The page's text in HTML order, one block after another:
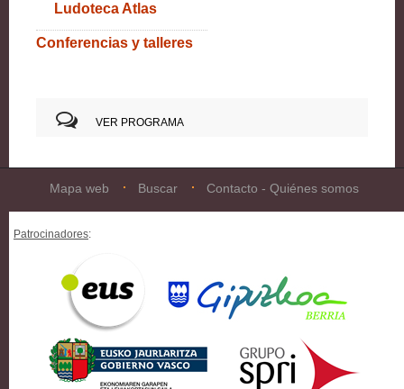
Ludoteca Atlas
Conferencias y talleres
VER PROGRAMA
Mapa web Buscar Contacto - Quiénes somos
Patrocinadores: